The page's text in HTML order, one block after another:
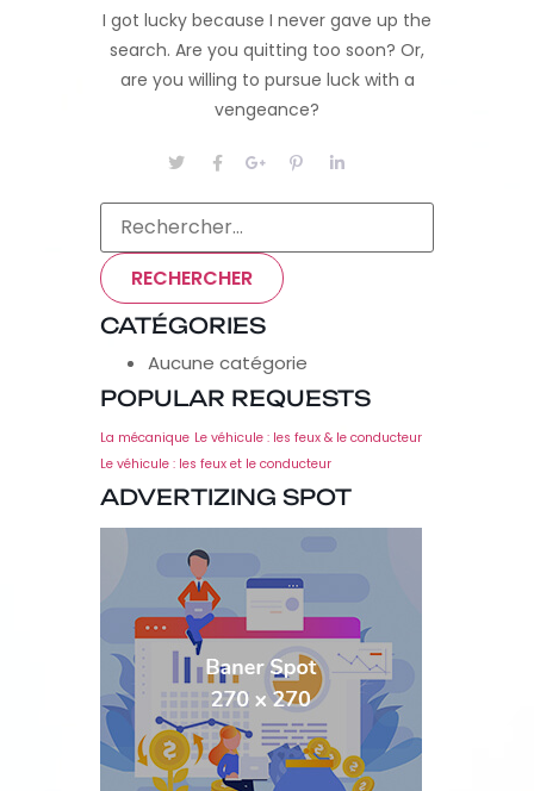
I got lucky because I never gave up the
search. Are you quitting too soon? Or,
are you willing to pursue luck with a
vengeance?
CATÉGORIES
Aucune catégorie
POPULAR REQUESTS
La mécanique Le véhicule : les feux & le conducteur
Le véhicule : les feux et le conducteur
ADVERTIZING SPOT